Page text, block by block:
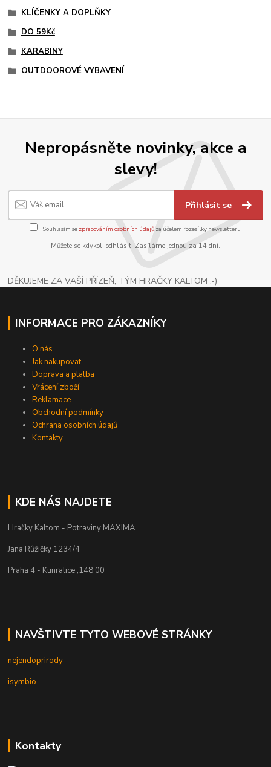
KLÍČENKY A DOPLŇKY
DO 59Kč
KARABINY
OUTDOOROVÉ VYBAVENÍ
Nepropásněte novinky, akce a
slevy!
Přihlásit se
Souhlasím se zpracováním osobních údajůza účelem rozesílky newsletteru.
Můžete se kdykoli odhlásit. Zasíláme jednou za 14 dní.
DĚKUJEME ZA VAŠÍ PŘÍZEŇ, TÝM HRAČKY KALTOM .-)
INFORMACE PRO ZÁKAZNÍKY
O nás
Jak nakupovat
Doprava a platba
Vrácení zboží
Reklamace
Obchodní podmínky
Ochrana osobních údajů
Kontakty
KDE NÁS NAJDETE
Hračky Kaltom - Potraviny MAXIMA
Jana Růžičky 1234/4
Praha 4 - Kunratice ,148 00
NAVŠTIVTE TYTO WEBOVÉ STRÁNKY
nejendoprirody
isymbio
Kontakty